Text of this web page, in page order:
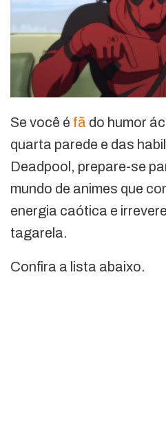
Se você é fã do humor
quarta parede e das
Deadpool, prepare-se
mundo de animes que
energia caótica e
tagarela.
Confira a lista abaixo.